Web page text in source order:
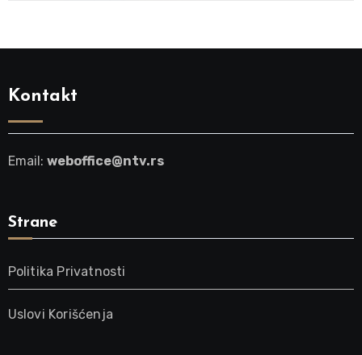
Kontakt
Email: weboffice@ntv.rs
Strane
Politika Privatnosti
Uslovi Korišćenja